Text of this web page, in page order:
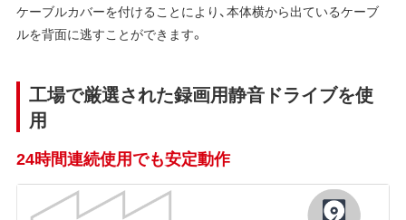
ケーブルカバーを付けることにより、本体横から出ているケーブ
ルを背面に逃すことができます。
工場で厳選された録画用静音ドライブを使
用
24時間連続使用でも安定動作